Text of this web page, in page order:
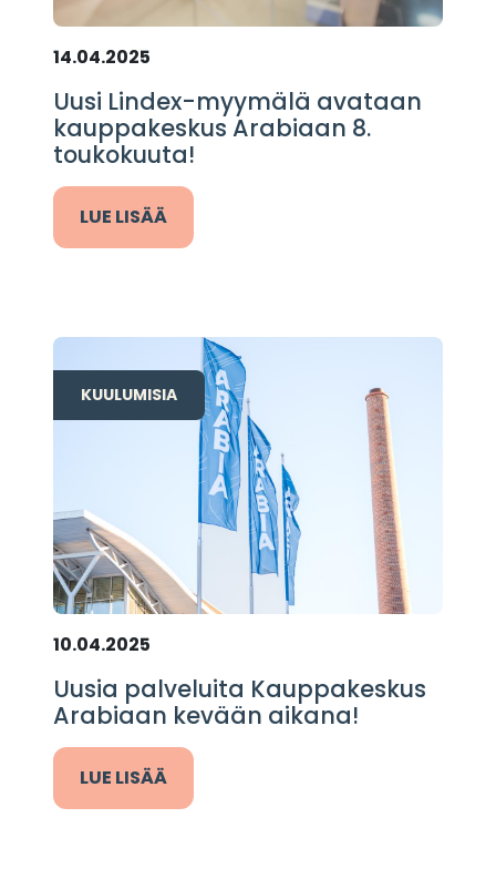
14.04.2025
Uusi Lindex-myymälä avataan
kauppakeskus Arabiaan 8.
toukokuuta!
LUE LISÄÄ
KUULUMISIA
10.04.2025
Uusia palveluita Kauppakeskus
Arabiaan kevään aikana!
LUE LISÄÄ